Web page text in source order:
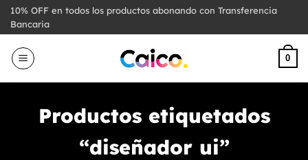
Saltar
10% OFF en todos los productos abonando con Transferencia
Bancaria
0
Productos etiquetados
“diseñador ui”